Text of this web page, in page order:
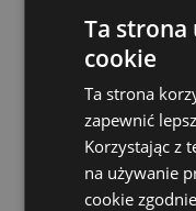
Ta
cookie
Ta strona
zapewnić
Korzystając z
na używanie
cookie